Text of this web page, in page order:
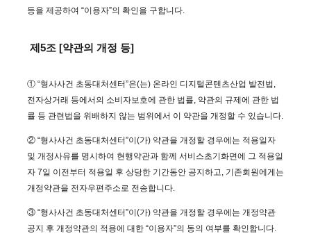
등을 제공하여 “이용자”의 확인을 구합니다.
제5조 [약관의 개정 등]
① “형사사건 초동대처센터”은(는) 온라인 디지털콘텐츠산업 발전법,
전자상거래 등에서의 소비자보호에 관한 법률, 약관의 규제에 관한 법
률 등 관련법을 위배하지 않는 범위에서 이 약관을 개정할 수 있습니다.
② “형사사건 초동대처센터”이(가) 약관을 개정할 경우에는 적용일자
및 개정사유를 명시하여 현행약관과 함께 서비스초기화면에 그 적용일
자 7일 이전부터 적용일 후 상당한 기간동안 공지하고, 기존회원에게는
개정약관을 전자우편주소로 전송합니다.
③ “형사사건 초동대처센터”이(가) 약관을 개정할 경우에는 개정약관
공지 후 개정약관의 적용에 대한 “이용자”의 동의 여부를 확인합니다.